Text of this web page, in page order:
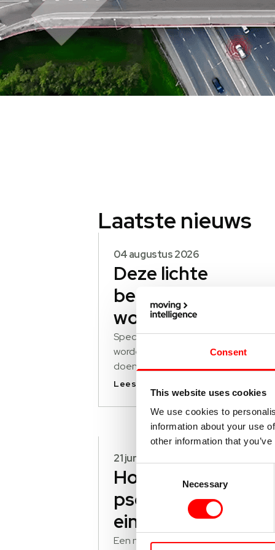
Consent
This website uses cookies
We use cookies to
information about your use
other information that
Selection
Necessary
Laatste nieuws
04 augustus 2026
Deze lichte
bedrijfsvoertuigen
worden meer
gestolen
Specifieke modellen
worden vaker gestolen. Wat kun je
doen tegen diefstal en hoe vind je
gestolen busjes terug?
Lees verder
21 juni 2026
Hoe werkt de
pseudo-
eindheffing?
[update]
Een nieuwe regeling om